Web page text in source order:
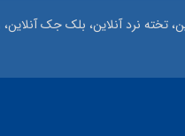
تخته نرد آنلاین، بلک جک آنلاین،